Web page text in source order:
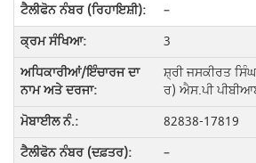
–
3
ਸ਼੍ਰੀ ਜਸਕੀਰਤ
ਰ) ਐਸ.ਪੀ
82838-17819
–